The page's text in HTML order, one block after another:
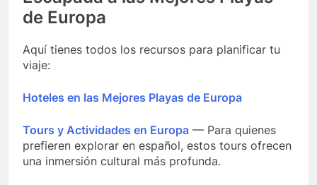
de Europa
Aquí tienes todos los recursos para planificar tu
viaje:
Hoteles en las Mejores Playas de Europa
Tours y Actividades en Europa — Para quienes
prefieren explorar en español, estos tours ofrecen
una inmersión cultural más profunda.